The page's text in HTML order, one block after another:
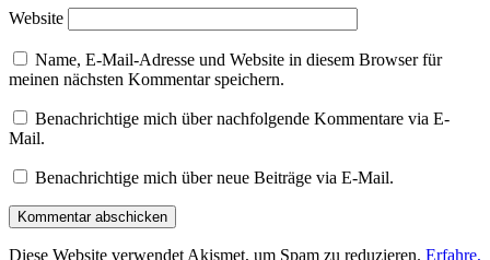
Website
Name, E-Mail-Adresse und Website in diesem Browser für
meinen nächsten Kommentar speichern.
Benachrichtige mich über nachfolgende Kommentare via E-
Mail.
Benachrichtige mich über neue Beiträge via E-Mail.
Diese Website verwendet Akismet, um Spam zu reduzieren. Erfahre,